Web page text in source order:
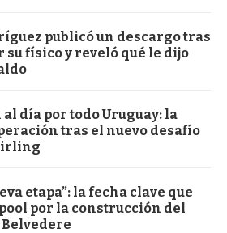
publicó un descargo tras
su físico y reveló qué le dijo
día por todo Uruguay: la
tras el nuevo desafío
etapa”: la fecha clave que
por la construcción del
Belvedere